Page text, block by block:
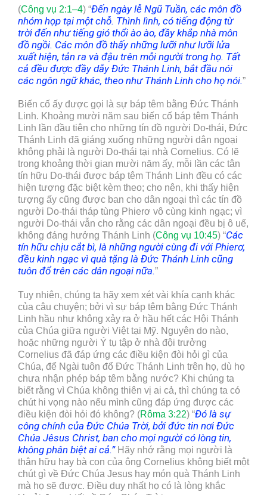
(Công vụ 2:1–4) “Đến ngày lễ Ngũ Tuần, các môn đồ
nhóm họp tại một chỗ. Thình lình, có tiếng động từ
trời đến như tiếng gió thổi ào ào, đầy khắp nhà môn
đồ ngồi. Các môn đồ thấy những lưỡi như lưỡi lửa
xuất hiện, tản ra và đậu trên mỗi người trong họ. Tất
cả đều được đầy dẫy Đức Thánh Linh, bắt đầu nói
các ngôn ngữ khác, theo như Thánh Linh cho họ nói.”
Biến cố ấy được gọi là sự báp têm bằng Đức Thánh
Linh. Khoảng mười năm sau biến cố báp têm Thánh
Linh lần đầu tiên cho những tín đồ người Do-thái, Đức
Thánh Linh đã giáng xuống những người dân ngoại
không phải là người Do-thái tại nhà Cornelius. Có lẽ
trong khoảng thời gian mười năm ấy, mỗi lần các tân
tín hữu Do-thái được báp têm Thánh Linh đều có các
hiện tượng đặc biệt kèm theo; cho nên, khi thấy hiện
tượng ấy cũng được ban cho dân ngoại thì các tín đồ
người Do-thái tháp tùng Phierơ vô cùng kinh ngạc; vì
người Do-thái vẫn cho rằng các dân ngoại đều bị ô uế,
không đáng hưởng Thánh Linh (Công vụ 10:45) “Các
tín hữu chịu cắt bì, là những người cùng đi với Phierơ,
đều kinh ngạc vì quà tặng là Đức Thánh Linh cũng
tuôn đổ trên các dân ngoại nữa.”
Tuy nhiên, chúng ta hãy xem xét vài khía cạnh khác
của câu chuyện; bởi vì sự báp têm bằng Đức Thánh
Linh hầu như không xảy ra ở hầu hết các Hội Thánh
của Chúa giữa người Việt tại Mỹ. Nguyên do nào,
hoặc những người Ý tụ tập ở nhà đội trưởng
Cornelius đã đáp ứng các điều kiện đòi hỏi gì của
Chúa, để Ngài tuôn đổ Đức Thánh Linh trên họ, dù họ
chưa nhận phép báp têm bằng nước? Khi chúng ta
biết rằng vì Chúa không thiên vị ai cả, thì chúng ta có
chút hi vọng nào nếu mình cũng đáp ứng được các
điều kiện đòi hỏi đó không? (Rôma 3:22) “Đó là sự
công chính của Đức Chúa Trời, bởi đức tin nơi Đức
Chúa Jêsus Christ, ban cho mọi người có lòng tin,
không phân biệt ai cả.”Hãy nhớ rằng mọi người là
thân hữu hay bà con của ông Cornelius không biết một
chút gì về Đức Chúa Jesus hay món quà Thánh Linh
mà họ sẽ được. Điều duy nhất họ có là lòng khắc